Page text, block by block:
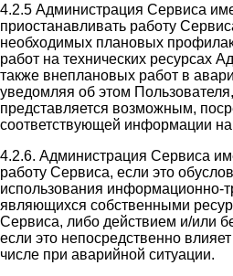
4.2.5 Администрация Сервиса
приостанавливать работу
необходимых плановых
работ на технических ресурсах
также внеплановых работ в
уведомляя об этом
представляется возможным,
соответствующей информации на
4.2.6. Администрация Сервиса
работу Сервиса, если это
использования информационно-
являющихся собственными
Сервиса, либо действием и/или
если это непосредственно
числе при аварийной ситуации.